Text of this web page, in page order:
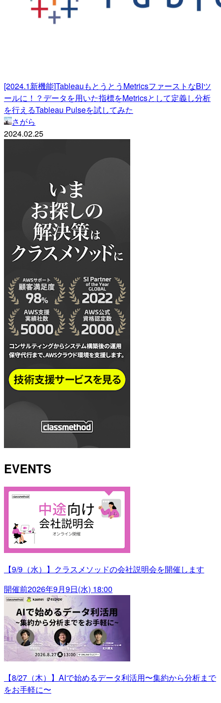
[2024.1新機能]TableauもとうとうMetricsファーストなBIツ
ールに！？データを用いた指標をMetricsとして定義し分析
を行えるTableau Pulseを試してみた
さがら
2024.02.25
EVENTS
【9/9（水）】クラスメソッドの会社説明会を開催します
開催前2026年9月9日(水) 18:00
【8/27（木）】AIで始めるデータ利活用〜集約から分析まで
をお手軽に〜